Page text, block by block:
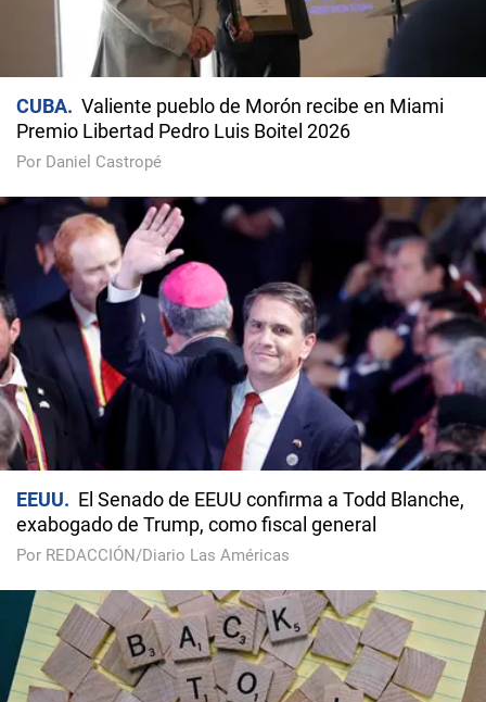
CUBA
Valiente pueblo de Morón recibe en Miami
Premio Libertad Pedro Luis Boitel 2026
Por Daniel Castropé
EEUU
El Senado de EEUU confirma a Todd Blanche,
exabogado de Trump, como fiscal general
Por REDACCIÓN/Diario Las Américas